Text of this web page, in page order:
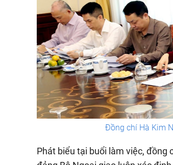
Đồng chí Hà Kim
Phát biểu tại buổi làm việc, đồng